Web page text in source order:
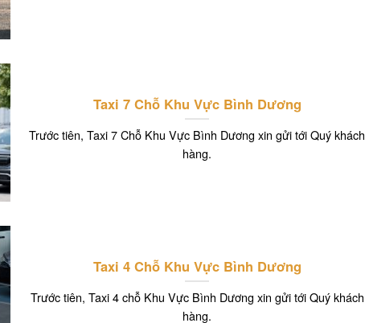
Taxi 7 Chỗ Khu Vực Bình Dương
Trước tiên, Taxi 7 Chỗ Khu Vực Bình Dương xin gửi tới Quý khách
hàng.
Taxi 4 Chỗ Khu Vực Bình Dương
Trước tiên, Taxi 4 chỗ Khu Vực Bình Dương xin gửi tới Quý khách
hàng.